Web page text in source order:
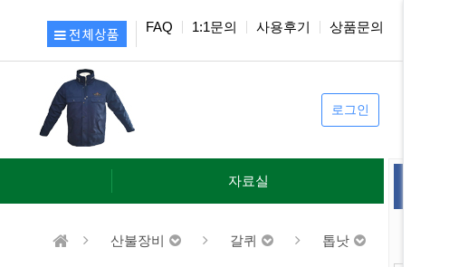
전체상품 FAQ 1:1문의 사용후기 상품문의
로그인
자료실
산불장비 갈퀴 톱낫